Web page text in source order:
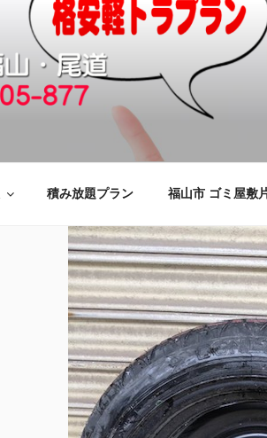
格安の不用品回
も対応のYMエコ
ゴミの片付けをいたします
積み放題プラン 福山市 ゴミ屋敷